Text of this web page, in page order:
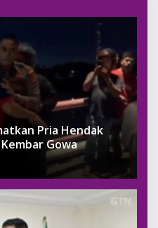
Pria Hendak
Gowa